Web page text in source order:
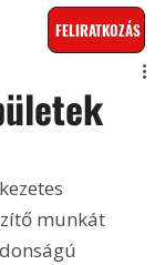
FELIRATKOZÁS
munkát